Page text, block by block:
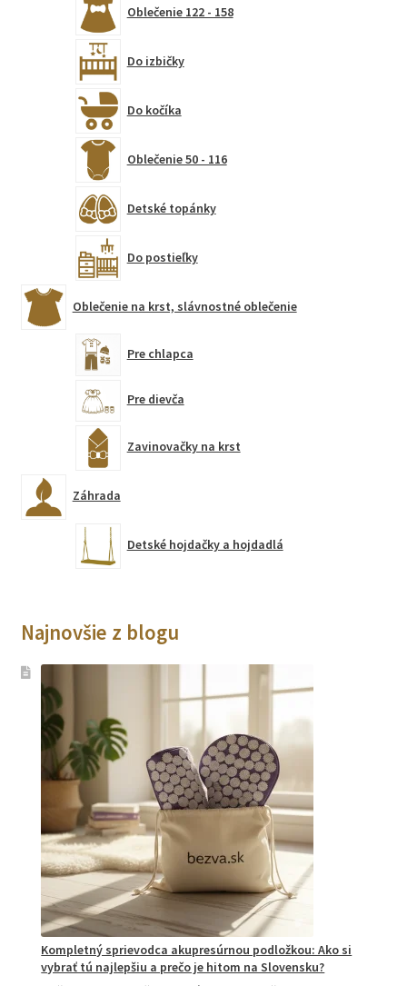
Oblečenie 122 - 158
Do izbičky
Do kočíka
Oblečenie 50 - 116
Detské topánky
Do postieľky
Oblečenie na krst, slávnostné oblečenie
Pre chlapca
Pre dievča
Zavinovačky na krst
Záhrada
Detské hojdačky a hojdadlá
Najnovšie z blogu
Kompletný sprievodca akupresúrnou podložkou: Ako si
vybrať tú najlepšiu a prečo je hitom na Slovensku?